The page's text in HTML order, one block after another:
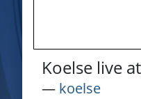
Koelse live
― koelse